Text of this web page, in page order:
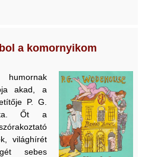
a komornyikom
akad, a
P. G.
Őt a
világhírét
sebes